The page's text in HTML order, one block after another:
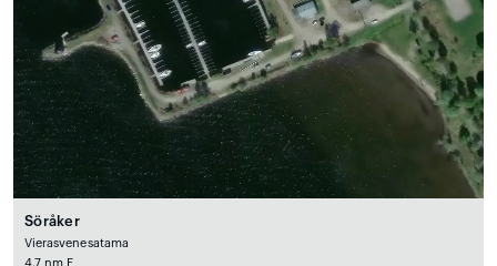
Söråker
Vierasvenesatama
4.7 nm E